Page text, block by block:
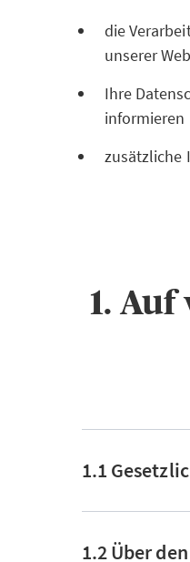
die
unserer
Ihre
informieren
zusätzliche
1.
1.1
1.2 Über